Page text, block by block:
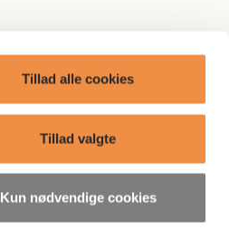
Tillad alle cookies
Tillad valgte
Kun nødvendige cookies
AP Care
Boliger
Presse